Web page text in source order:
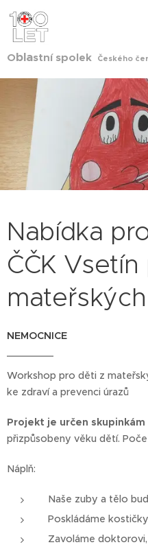
Oblastní spolek Českého
Nabídka
ČČK
NEMOCNICE
Workshop pro děti z
ke zdraví a prevenci úrazů
Projekt je určen
přizpůsobeny věku dětí.
Náplň:
Naše zuby a tělo
Poskládáme kostičky
Zavoláme